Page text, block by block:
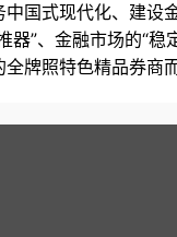
国式现代化、建设
器”、金融市场的“
牌照特色精品券商